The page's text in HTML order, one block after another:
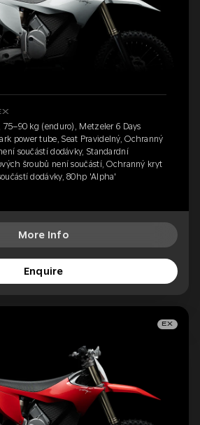
kg (enduro), Metzeler 6 Days
power tube, Seat Pravidelný, Ochranný
součástí dodávky, Standardní
šroubů není součástí, Ochranný kryt
dodávky, 80hp 'Alpha'
More Info
Enquire
EX